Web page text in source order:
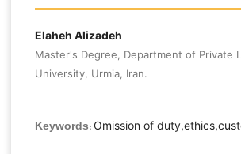
Elaheh Alizadeh
Master's Degree, Department of Private
University, Urmia, Iran.
Keywords: Omission of